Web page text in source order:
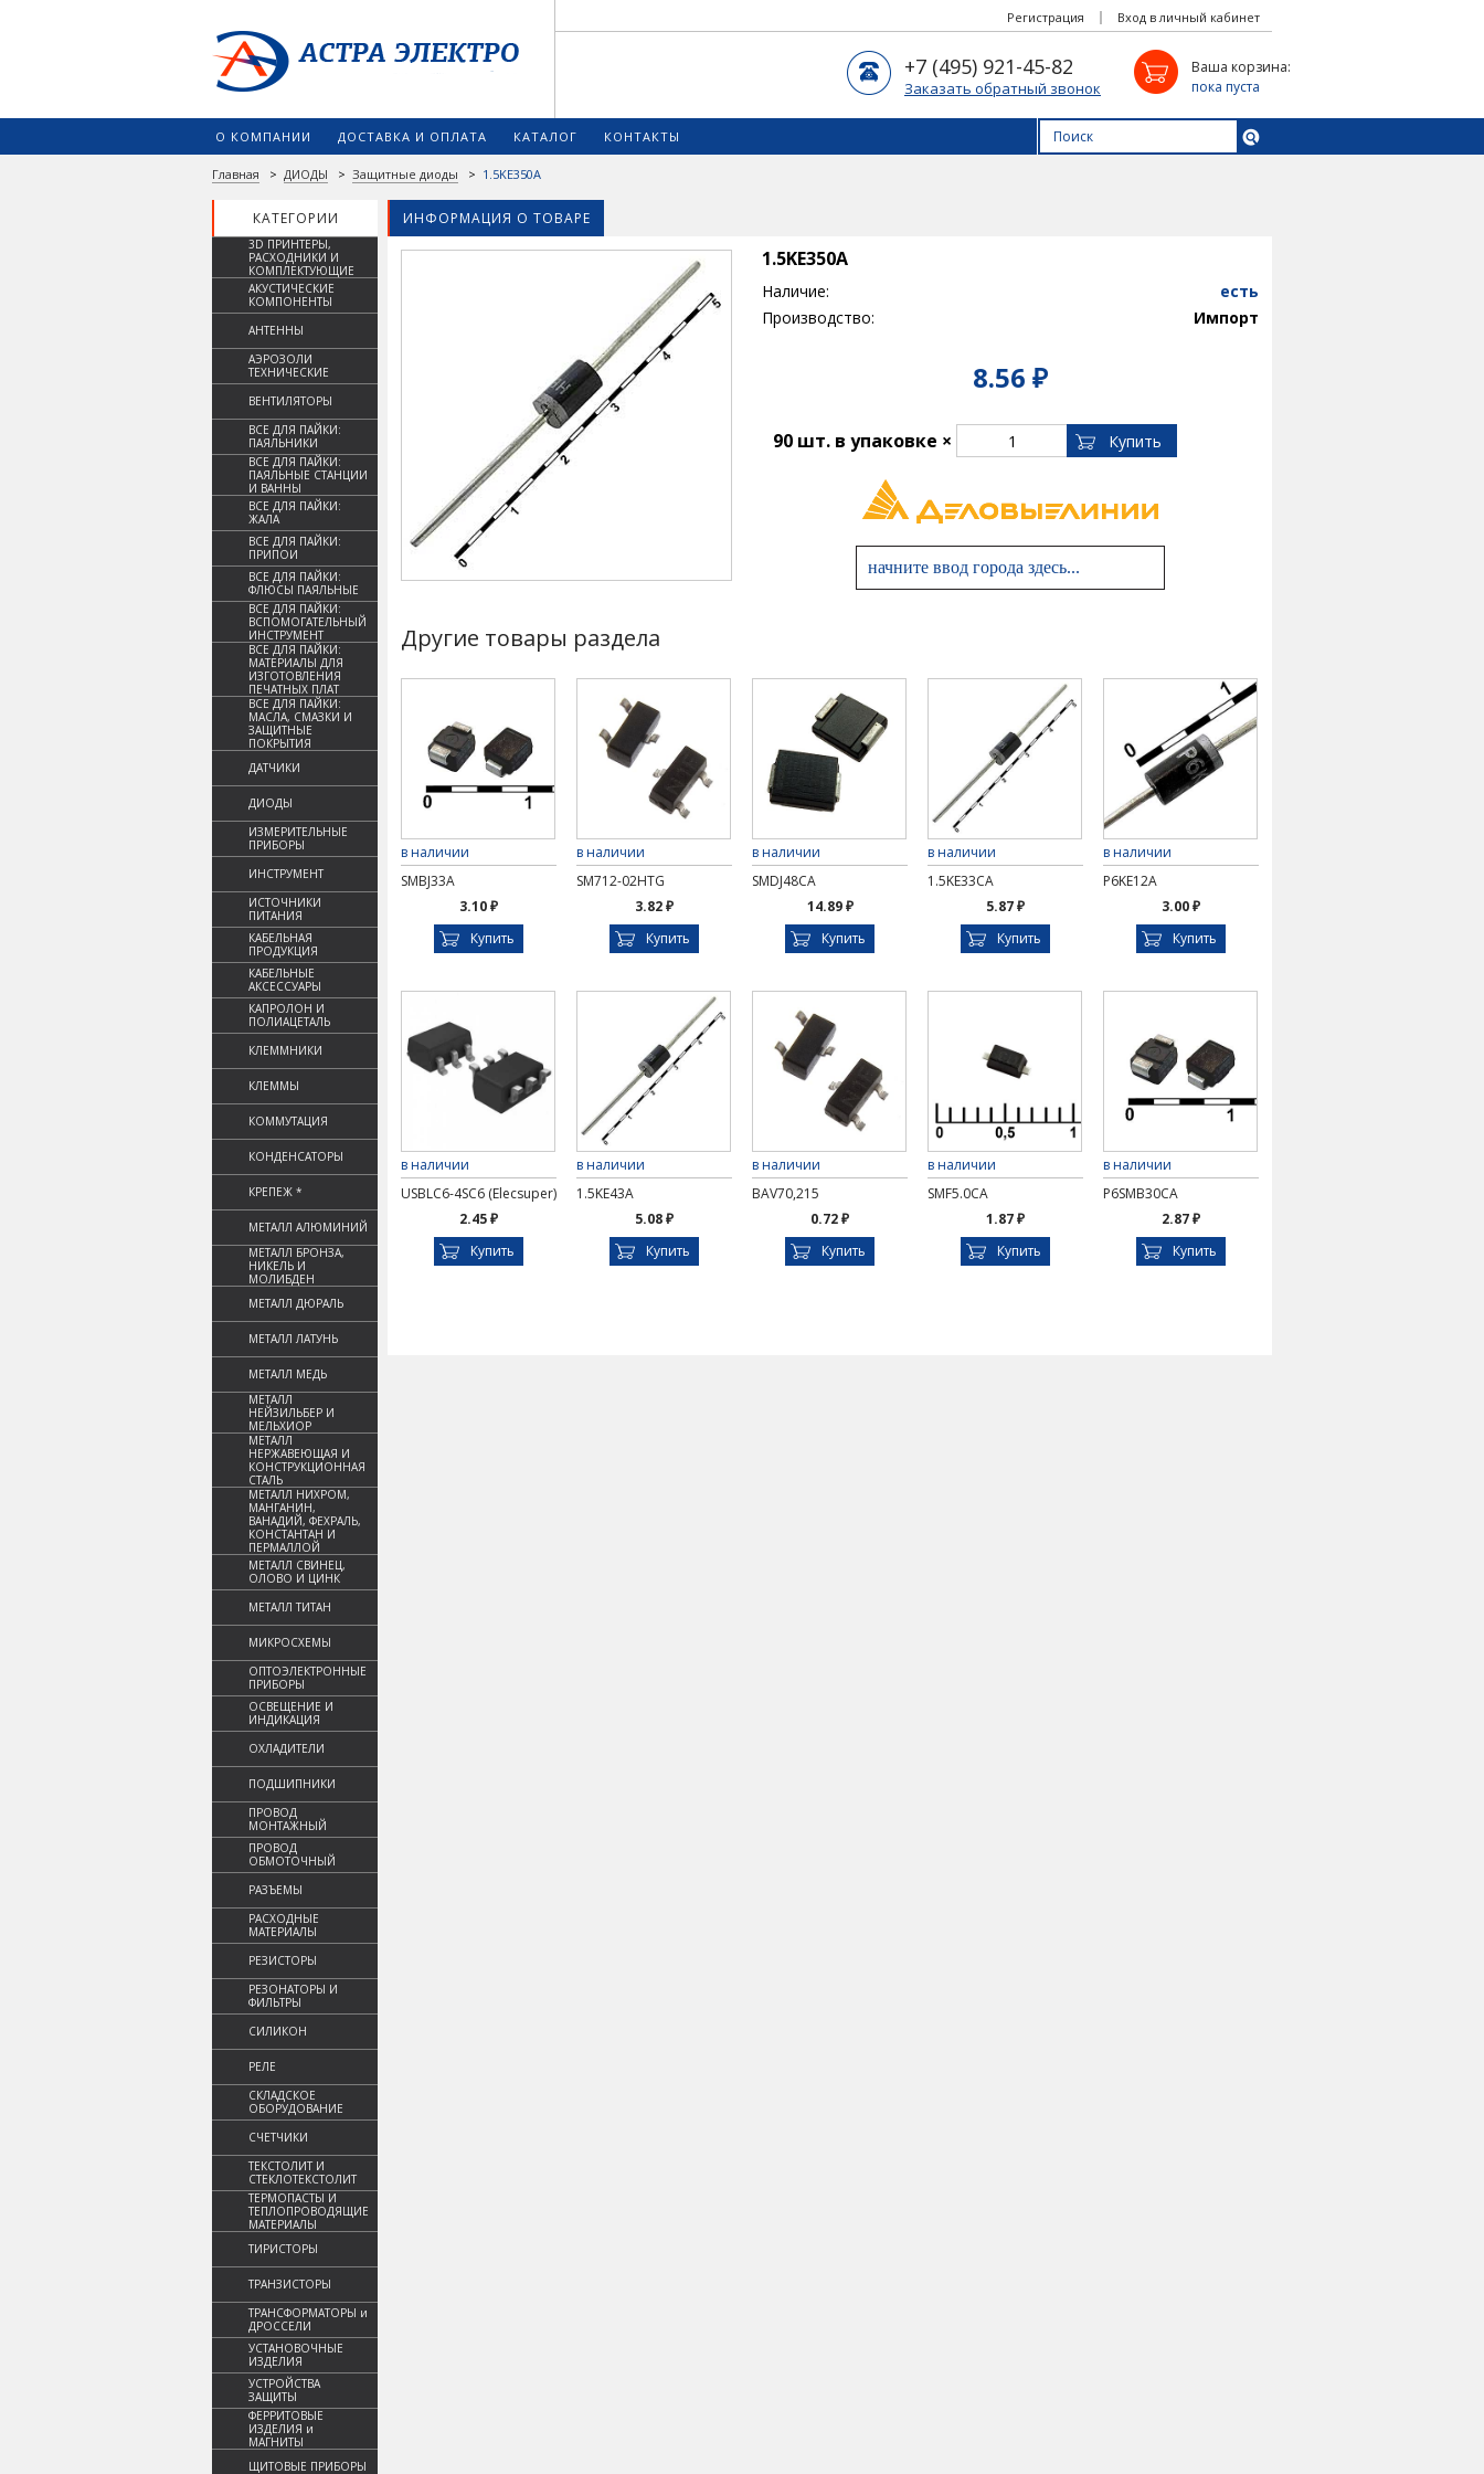
Вход в личный кабинет
Регистрация
Ваша корзина:
пока пуста
+7 (495) 921-45-82
Заказать обратный звонок
О КОМПАНИИ ДОСТАВКА И ОПЛАТА КАТАЛОГ КОНТАКТЫ
Главная > ДИОДЫ > Защитные диоды > 1.5KE350A
КАТЕГОРИИ ИНФОРМАЦИЯ О ТОВАРЕ
3D ПРИНТЕРЫ,
РАСХОДНИКИ И
КОМПЛЕКТУЮЩИЕ
АКУСТИЧЕСКИЕ
КОМПОНЕНТЫ
АНТЕННЫ
АЭРОЗОЛИ
ТЕХНИЧЕСКИЕ
ВЕНТИЛЯТОРЫ
ВСЕ ДЛЯ ПАЙКИ:
ПАЯЛЬНИКИ
ВСЕ ДЛЯ ПАЙКИ:
ПАЯЛЬНЫЕ СТАНЦИИ
И ВАННЫ
ВСЕ ДЛЯ ПАЙКИ:
ЖАЛА
ВСЕ ДЛЯ ПАЙКИ:
ПРИПОИ
ВСЕ ДЛЯ ПАЙКИ:
ФЛЮСЫ ПАЯЛЬНЫЕ
ВСЕ ДЛЯ ПАЙКИ:
ВСПОМОГАТЕЛЬНЫЙ
ИНСТРУМЕНТ
ВСЕ ДЛЯ ПАЙКИ:
МАТЕРИАЛЫ ДЛЯ
ИЗГОТОВЛЕНИЯ
ПЕЧАТНЫХ ПЛАТ
ВСЕ ДЛЯ ПАЙКИ:
МАСЛА, СМАЗКИ И
ЗАЩИТНЫЕ
ПОКРЫТИЯ
ДАТЧИКИ
ДИОДЫ
ИЗМЕРИТЕЛЬНЫЕ
ПРИБОРЫ
ИНСТРУМЕНТ
ИСТОЧНИКИ
ПИТАНИЯ
КАБЕЛЬНАЯ
ПРОДУКЦИЯ
КАБЕЛЬНЫЕ
АКСЕССУАРЫ
КАПРОЛОН И
ПОЛИАЦЕТАЛЬ
КЛЕММНИКИ
КЛЕММЫ
КОММУТАЦИЯ
КОНДЕНСАТОРЫ
КРЕПЕЖ *
МЕТАЛЛ АЛЮМИНИЙ
МЕТАЛЛ БРОНЗА,
НИКЕЛЬ И
МОЛИБДЕН
МЕТАЛЛ ДЮРАЛЬ
МЕТАЛЛ ЛАТУНЬ
МЕТАЛЛ МЕДЬ
МЕТАЛЛ
НЕЙЗИЛЬБЕР И
МЕЛЬХИОР
МЕТАЛЛ
НЕРЖАВЕЮЩАЯ И
КОНСТРУКЦИОННАЯ
СТАЛЬ
МЕТАЛЛ НИХРОМ,
МАНГАНИН,
ВАНАДИЙ, ФЕХРАЛЬ,
КОНСТАНТАН И
ПЕРМАЛЛОЙ
МЕТАЛЛ СВИНЕЦ,
ОЛОВО И ЦИНК
МЕТАЛЛ ТИТАН
МИКРОСХЕМЫ
ОПТОЭЛЕКТРОННЫЕ
ПРИБОРЫ
ОСВЕЩЕНИЕ И
ИНДИКАЦИЯ
ОХЛАДИТЕЛИ
ПОДШИПНИКИ
ПРОВОД
МОНТАЖНЫЙ
ПРОВОД
ОБМОТОЧНЫЙ
РАЗЪЕМЫ
РАСХОДНЫЕ
МАТЕРИАЛЫ
РЕЗИСТОРЫ
РЕЗОНАТОРЫ И
ФИЛЬТРЫ
СИЛИКОН
РЕЛЕ
СКЛАДСКОЕ
ОБОРУДОВАНИЕ
СЧЕТЧИКИ
ТЕКСТОЛИТ И
СТЕКЛОТЕКСТОЛИТ
ТЕРМОПАСТЫ И
ТЕПЛОПРОВОДЯЩИЕ
МАТЕРИАЛЫ
ТИРИСТОРЫ
ТРАНЗИСТОРЫ
ТРАНСФОРМАТОРЫ и
ДРОССЕЛИ
УСТАНОВОЧНЫЕ
ИЗДЕЛИЯ
УСТРОЙСТВА
ЗАЩИТЫ
ФЕРРИТОВЫЕ
ИЗДЕЛИЯ и
МАГНИТЫ
ЩИТОВЫЕ ПРИБОРЫ
1.5KE350A
Наличие:
есть
Производство:
Импорт
8.56 ₽
90 шт. в упаковке ×
Другие товары раздела
в наличии
SMBJ33A
3.10 ₽
Купить
в наличии
SM712-02HTG
3.82 ₽
Купить
в наличии
SMDJ48CA
14.89 ₽
Купить
в наличии
1.5KE33CA
5.87 ₽
Купить
в наличии
P6KE12A
3.00 ₽
Купить
в наличии
USBLC6-4SC6 (Elecsuper)
2.45 ₽
Купить
в наличии
1.5KE43A
5.08 ₽
Купить
в наличии
BAV70,215
0.72 ₽
Купить
в наличии
SMF5.0CA
1.87 ₽
Купить
в наличии
P6SMB30CA
2.87 ₽
Купить